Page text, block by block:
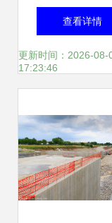
线、停车场设
反光镜在工程
查看详情
更新时间：2026-08-
17:23:46